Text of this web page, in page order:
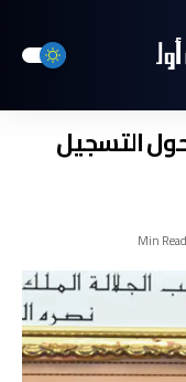
حول التسجيل